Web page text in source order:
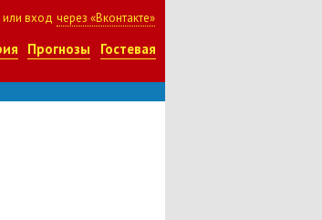
или вход через «Вконтакте»
Прогнозы Гостевая